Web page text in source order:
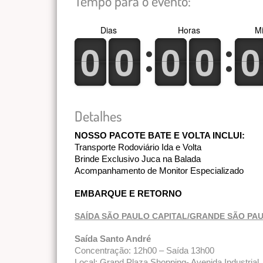
0
0
1
1 0
0
1
1
Dias
0
0
1
1 0
0
1
1
Horas
0
0
1
1
Detalhes
NOSSO PACOTE BATE E VOLTA INCLUI:
Transporte Rodoviário Ida e Volta
Brinde Exclusivo Juca na Balada
Acompanhamento de Monitor Especializado
EMBARQUE E RETORNO
SAÍDA SÃO PAULO CAPITAL/GRANDE SÃO
Saída Santo André
Concentração: 12h00 – Saída 13h00